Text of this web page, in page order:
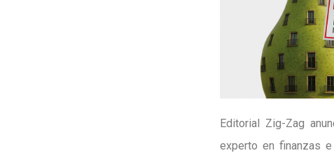
Editorial Zig-Zag
experto en finanzas